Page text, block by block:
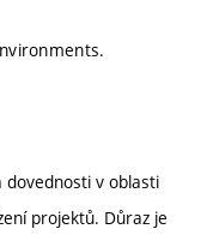
v oblasti
projektů. Důraz je